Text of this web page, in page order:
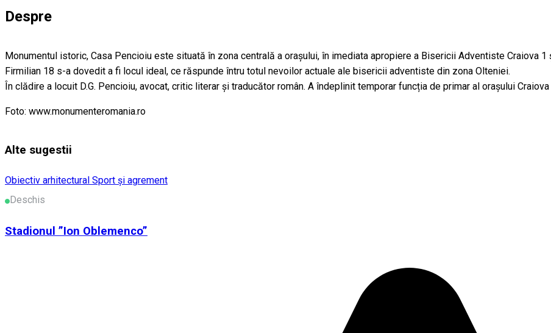
Despre
Monumentul istoric, Casa Pencioiu este situată în zona centrală a orașului, în imediata apropiere a Bisericii Adventiste Craiova
Firmilian 18 s-a dovedit a fi locul ideal, ce răspunde întru totul nevoilor actuale ale bisericii adventiste din zona Olteniei.
În clădire a locuit D.G. Pencioiu, avocat, critic literar și traducător român. A îndeplinit temporar funcția de primar al orașului
Foto: www.monumenteromania.ro
Alte sugestii
Obiectiv arhitectural Sport și agrement
Deschis
Stadionul ”Ion Oblemenco”